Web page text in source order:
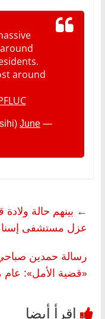
around
— Farnaz Fassihi (@farnazfassihi)
June
←
عزل مستشفى إسنا
رسالة حمدين
«قضية الأمل»: عام